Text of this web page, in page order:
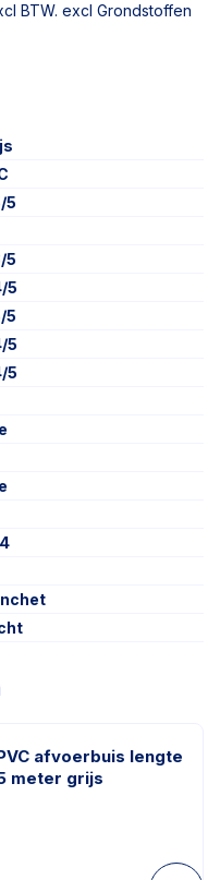
BTW. excl Grondstoffen
5
5
5
5
5
5
afvoerbuis lengte
meter grijs